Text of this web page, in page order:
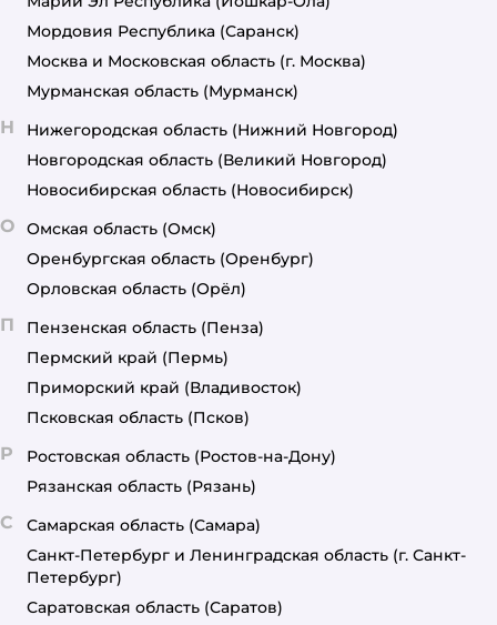
Мордовия Республика (Саранск)
Москва и Московская область (г. Москва)
Мурманская область (Мурманск)
Н Нижегородская область (Нижний Новгород)
Новгородская область (Великий Новгород)
Новосибирская область (Новосибирск)
О Омская область (Омск)
Оренбургская область (Оренбург)
Орловская область (Орёл)
П Пензенская область (Пенза)
Пермский край (Пермь)
Приморский край (Владивосток)
Псковская область (Псков)
Р Ростовская область (Ростов-на-Дону)
Рязанская область (Рязань)
С Самарская область (Самара)
Санкт-Петербург и Ленинградская область (г. Санкт-
Петербург)
Саратовская область (Саратов)